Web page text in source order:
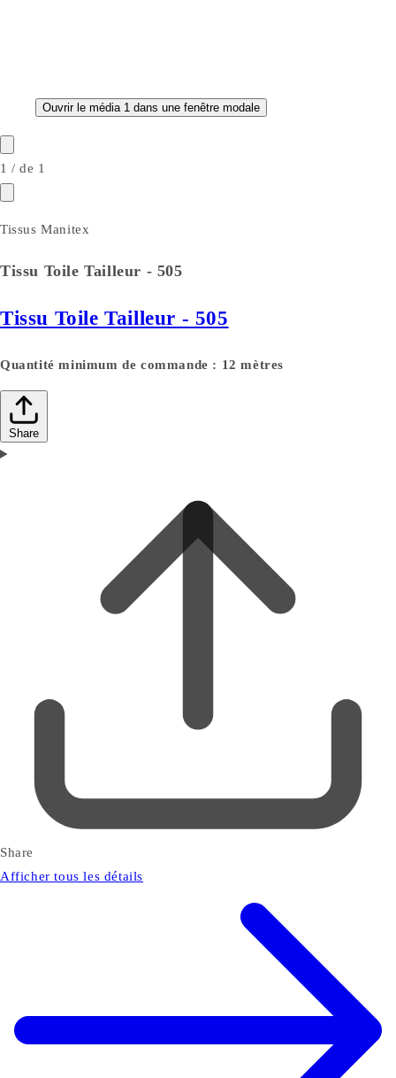
Ouvrir le média 1 dans une fenêtre modale
1 /de 1
Tissus Manitex
Tissu Toile Tailleur - 505
Tissu Toile Tailleur - 505
Quantité minimum de commande : 12 mètres
Share
Share
Afficher tous les détails